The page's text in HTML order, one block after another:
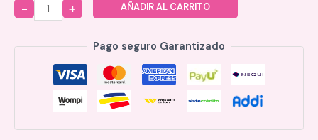
Quantity
AÑADIR AL CARRITO
Pago seguro Garantizado